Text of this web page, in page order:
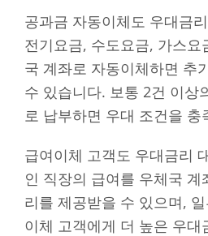
공과금 자동이체도 우대금
전기요금, 수도요금, 가스요
국 계좌로 자동이체하면 추
수 있습니다. 보통 2건 이상
로 납부하면 우대 조건을 충
급여이체 고객도 우대금리
인 직장의 급여를 우체국
리를 제공받을 수 있으며,
이체 고객에게 더 높은 우대